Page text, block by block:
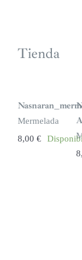
Tienda
Mermelada
8,00 €